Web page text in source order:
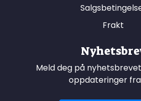
Frakt
Meld deg på
oppdateringer fra